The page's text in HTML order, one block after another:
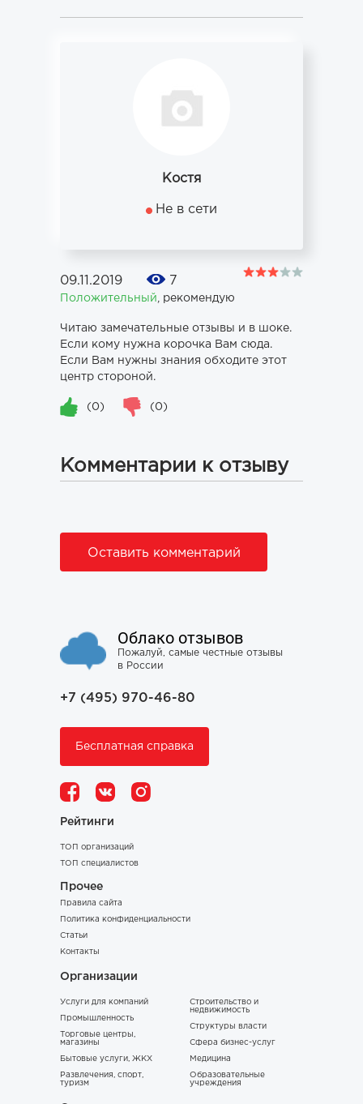
Костя
Не в сети
09.11.2019 7
Положительный рекомендую
Читаю замечательные отзывы и в шоке.
Если кому нужна корочка Вам сюда.
Если Вам нужны знания обходите этот
центр стороной.
(0) (0)
Комментарии к отзыву
Оставить комментарий
Облако отзывов
Пожалуй, самые честные отзывы
в России
+7 (495) 970-46-80
Бесплатная справка
Рейтинги
ТОП организаций
ТОП специалистов
Прочее
Правила сайта
Политика конфиденциальности
Статьи
Контакты
Организации
Услуги для компаний
Промышленность
Торговые центры,
магазины
Бытовые услуги, ЖКХ
Развлечения, спорт,
туризм
Строительство и
недвижимость
Структуры власти
Сфера бизнес-услуг
Медицина
Образовательные
учреждения